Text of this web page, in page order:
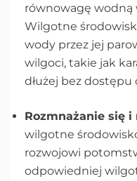
równowagę wodną
Wilgotne
wody przez jej
wilgoci, takie jak
dłużej bez
Rozmnażanie się i
wilgotne
rozwojowi
odpowiedniej